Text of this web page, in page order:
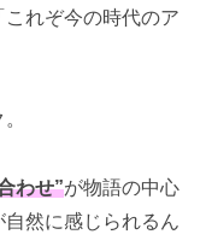
れぞ今の時代のア
わせ”が物語の中心
然に感じられるん